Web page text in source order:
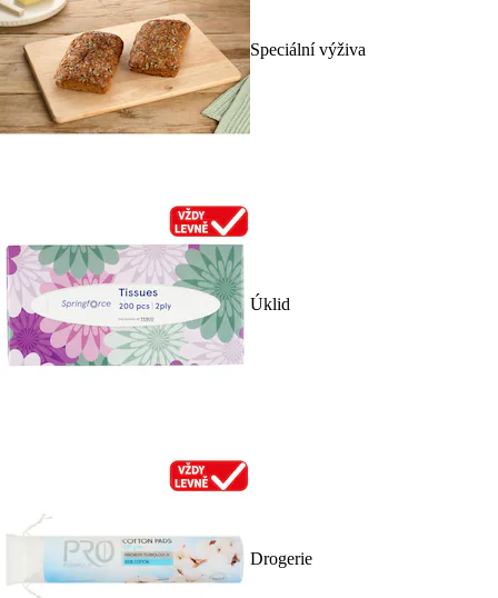
Speciální výživa
Úklid
Drogerie